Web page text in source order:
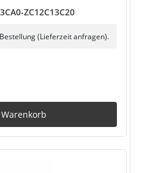
ZC12C13C20
(Lieferzeit anfragen).